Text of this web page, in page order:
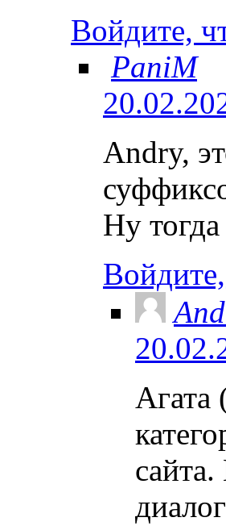
Войдите,
PaniM
Andry,
Ну
Агата